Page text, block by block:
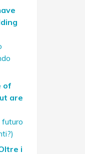
of
are
futuro
i